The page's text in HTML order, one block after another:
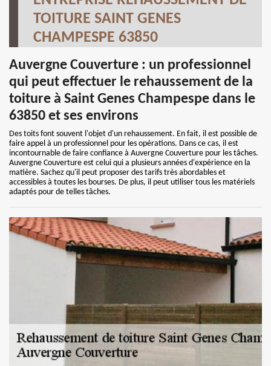
TOITURE SAINT GENES
CHAMPESPE 63850
Auvergne Couverture : un professionnel
qui peut effectuer le rehaussement de la
toiture à Saint Genes Champespe dans le
63850 et ses environs
Des toits font souvent l'objet d'un rehaussement. En fait, il est possible de
faire appel à un professionnel pour les opérations. Dans ce cas, il est
incontournable de faire confiance à Auvergne Couverture pour les tâches.
Auvergne Couverture est celui qui a plusieurs années d'expérience en la
matière. Sachez qu'il peut proposer des tarifs très abordables et
accessibles à toutes les bourses. De plus, il peut utiliser tous les matériels
adaptés pour de telles tâches.